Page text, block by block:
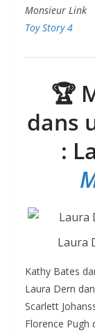
Monsieur Link
Toy Story 4
🏆
dans
:
Laura
Kathy Bates
Laura Dern
Scarlett
Florence Pugh